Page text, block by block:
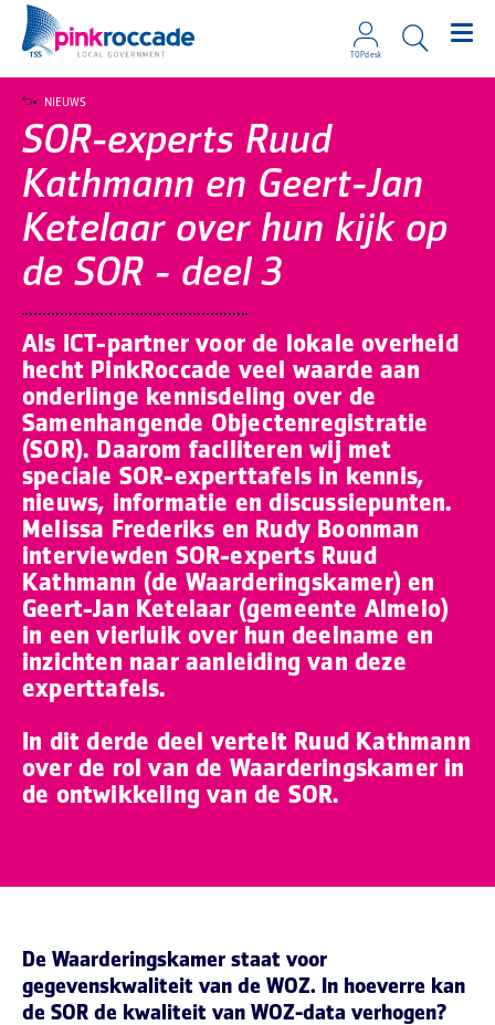
TOPdesk
SOR-experts Ruud
Kathmann en Geert-Jan
Ketelaar over hun kijk op
de SOR - deel 3
Als ICT-partner voor de lokale overheid
hecht PinkRoccade veel waarde aan
onderlinge kennisdeling over de
Samenhangende Objectenregistratie
(SOR). Daarom faciliteren wij met
speciale SOR-experttafels in kennis,
nieuws, informatie en discussiepunten.
Melissa Frederiks en Rudy Boonman
interviewden SOR-experts Ruud
Kathmann (de Waarderingskamer) en
Geert-Jan Ketelaar (gemeente Almelo)
in een vierluik over hun deelname en
inzichten naar aanleiding van deze
experttafels.
In dit derde deel vertelt Ruud Kathmann
over de rol van de Waarderingskamer in
de ontwikkeling van de SOR.
NIEUWS
De Waarderingskamer staat voor
gegevenskwaliteit van de WOZ. In hoeverre kan
de SOR de kwaliteit van WOZ-data verhogen?